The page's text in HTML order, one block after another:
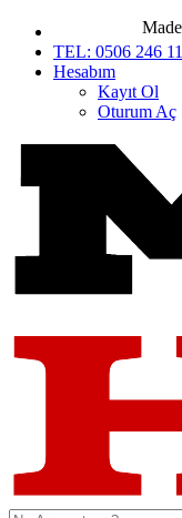
Maden
TEL: 0506 246
Hesabım
Kayıt Ol
Oturum Aç